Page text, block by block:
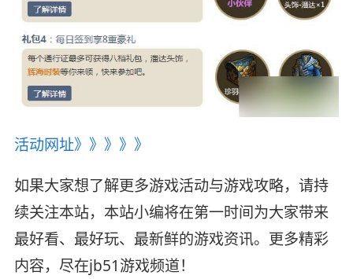
活动网址》》》》》
如果大家想了解更多游戏活动与游戏攻略，请持
续关注本站，本站小编将在第一时间为大家带来
最好看、最好玩、最新鲜的游戏资讯。更多精彩
内容，尽在jb51游戏频道！